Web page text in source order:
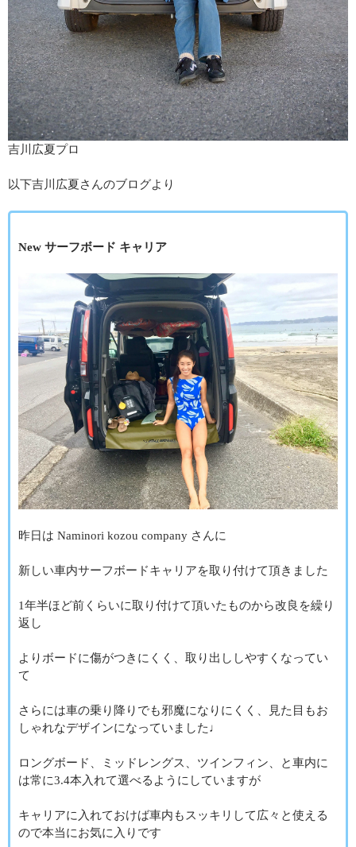
吉川広夏プロ
以下吉川広夏さんのブログより
New サーフボード キャリア
昨日は Naminori kozou company さんに
新しい車内サーフボードキャリアを取り付けて頂きました
1年半ほど前くらいに取り付けて頂いたものから改良を繰り
返し
よりボードに傷がつきにくく、取り出ししやすくなってい
て
さらには車の乗り降りでも邪魔になりにくく、見た目もお
しゃれなデザインになっていました♩
ロングボード、ミッドレングス、ツインフィン、と車内に
は常に3.4本入れて選べるようにしていますが
キャリアに入れておけば車内もスッキリして広々と使える
ので本当にお気に入りです